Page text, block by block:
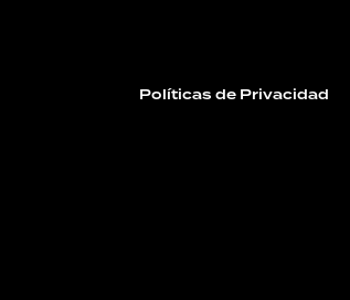
Políticas de Privacidad